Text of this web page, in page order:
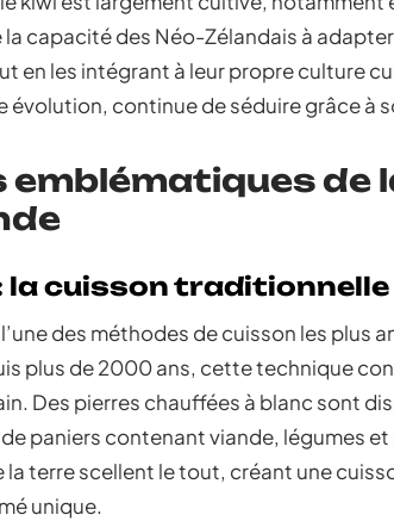
capacité des Néo-Zélandais à
en les intégrant à leur propre culture
évolution, continue de séduire grâce à
emblématiques de
la cuisson
des méthodes de cuisson les plus
plus de 2000 ans, cette technique
Des pierres chauffées à blanc sont
paniers contenant viande, légumes
la terre scellent le tout, créant une
unique.